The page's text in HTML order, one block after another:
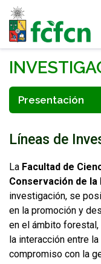
Presentación
Líneas de
La Facultad de
Conservación de la
investigación, se
en la promoción y
en el ámbito
la interacción entre
compromiso con la